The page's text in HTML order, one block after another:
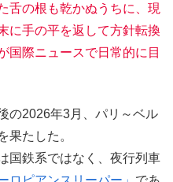
舌の根も乾かぬうちに、現
に手の平を返して方針転換
国際ニュースで日常的に目
の2026年3月、パリ～ベル
果たした。
国鉄系ではなく、夜行列車